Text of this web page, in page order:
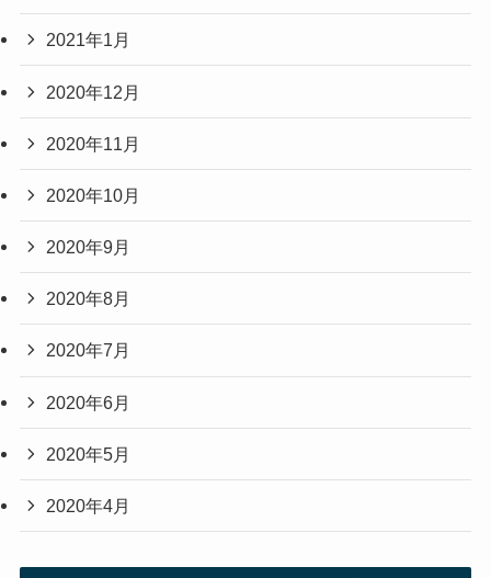
2021年1月
2020年12月
2020年11月
2020年10月
2020年9月
2020年8月
2020年7月
2020年6月
2020年5月
2020年4月